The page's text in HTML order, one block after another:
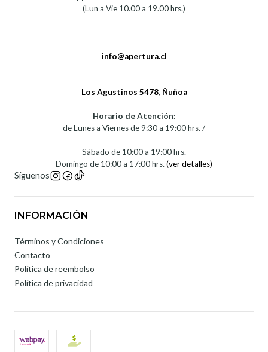
(Lun a Vie 10.00 a 19.00 hrs.)
info@apertura.cl
Los Agustinos 5478, Ñuñoa
Horario de Atención:
de Lunes a Viernes de 9:30 a 19:00 hrs. /
Sábado de 10:00 a 19:00 hrs.
Domingo de 10:00 a 17:00 hrs.(ver detalles)
Síguenos
INFORMACIÓN
Términos y Condiciones
Contacto
Política de reembolso
Política de privacidad